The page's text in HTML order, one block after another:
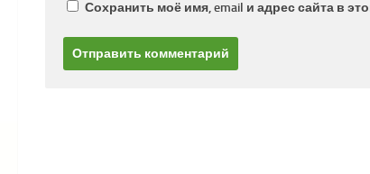
Сохранить моё имя, email и адрес сайта в